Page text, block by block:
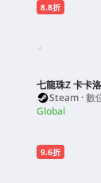
8.8折
七龍珠Z 卡卡
Steam · 數
Global
9.6折